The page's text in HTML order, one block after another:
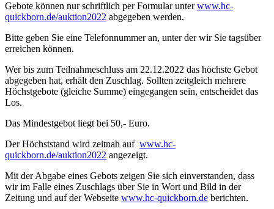
Gebote können nur schriftlich per Formular unterwww.hc-
quickborn.de/auktion2022 abgegeben werden.
Bitte geben Sie eine Telefonnummer an, unter der wir Sie tagsüber
erreichen können.
Wer bis zum Teilnahmeschluss am 22.12.2022 das höchste Gebot
abgegeben hat, erhält den Zuschlag. Sollten zeitgleich mehrere
Höchstgebote (gleiche Summe) eingegangen sein, entscheidet das
Los.
Das Mindestgebot liegt bei 50,- Euro.
Der Höchststand wird zeitnah auf www.hc-
quickborn.de/auktion2022 angezeigt.
Mit der Abgabe eines Gebots zeigen Sie sich einverstanden, dass
wir im Falle eines Zuschlags über Sie in Wort und Bild in der
Zeitung und auf der Webseite www.hc-quickborn.de berichten.